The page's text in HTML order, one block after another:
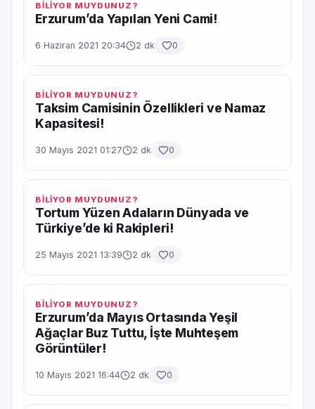
BİLİYOR MUYDUNUZ?
Erzurum’da Yapılan Yeni Cami!
6 Haziran 2021 20:34 2 dk 0
BİLİYOR MUYDUNUZ?
Taksim Camisinin Özellikleri ve Namaz
Kapasitesi!
30 Mayıs 2021 01:27 2 dk 0
BİLİYOR MUYDUNUZ?
Tortum Yüzen Adaların Dünyada ve
Türkiye’de ki Rakipleri!
25 Mayıs 2021 13:39 2 dk 0
BİLİYOR MUYDUNUZ?
Erzurum’da Mayıs Ortasında Yeşil
Ağaçlar Buz Tuttu, İşte Muhteşem
Görüntüler!
10 Mayıs 2021 16:44 2 dk 0